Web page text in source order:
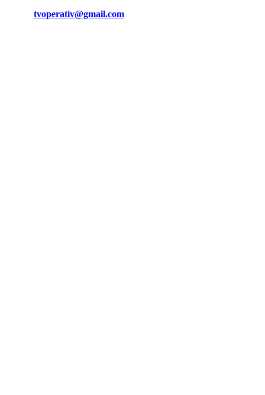
tvoperativ@gmail.com